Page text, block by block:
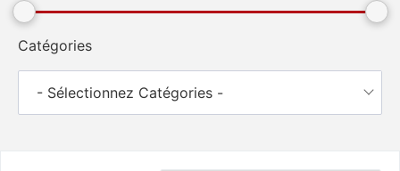
Catégories
- Sélectionnez Catégories -